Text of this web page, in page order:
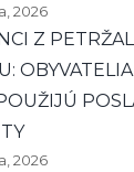
2026
Z
2026